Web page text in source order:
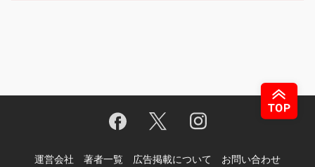
運営会社 著者一覧 広告掲載について お問い合わせ